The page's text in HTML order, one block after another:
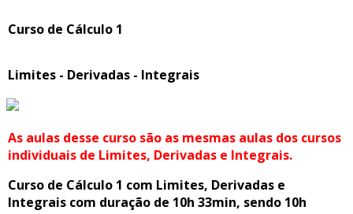
Curso de Cálculo 1
Limites - Derivadas - Integrais
As aulas desse curso são as mesmas aulas dos cursos
individuais de Limites, Derivadas e Integrais.
Curso de Cálculo 1 com Limites, Derivadas e
Integrais com duração de 10h 33min, sendo 10h